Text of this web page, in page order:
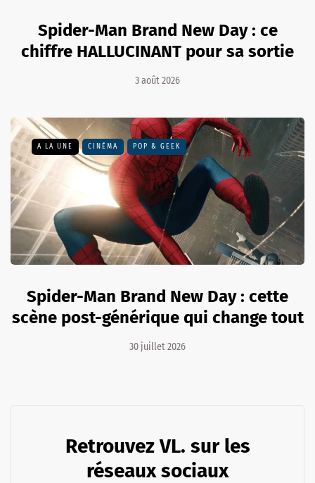
Spider-Man Brand New Day : ce
chiffre HALLUCINANT pour sa sortie
3 août 2026
A LA UNE CINÉMA POP & GEEK
Spider-Man Brand New Day : cette
scène post-générique qui change tout
30 juillet 2026
Retrouvez VL. sur les
réseaux sociaux